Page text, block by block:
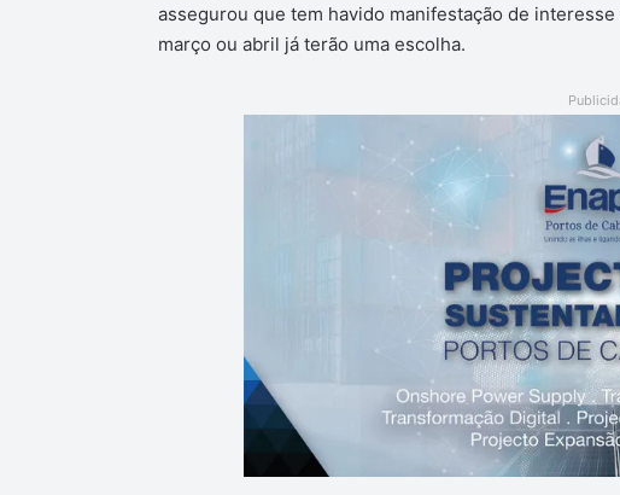
assegurou que tem havido manifestação de
março ou abril já terão uma escolha.